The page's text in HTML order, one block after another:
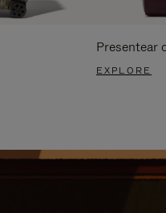
Presentear
EXPLORE